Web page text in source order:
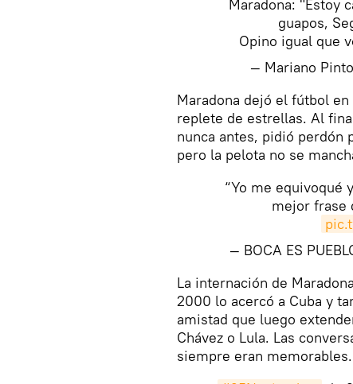
Maradona: "Estoy
guapos,
Opino igual que
— Mariano
Maradona dejó el fútbol
replete de estrellas. Al
nunca antes, pidió perdón
pero la pelota no se
“Yo me equivoqué
mejor frase
— BOCA ES
La internación de
2000 lo acercó a Cuba y
amistad que luego
Chávez o Lula. Las
siempre eran memorables.